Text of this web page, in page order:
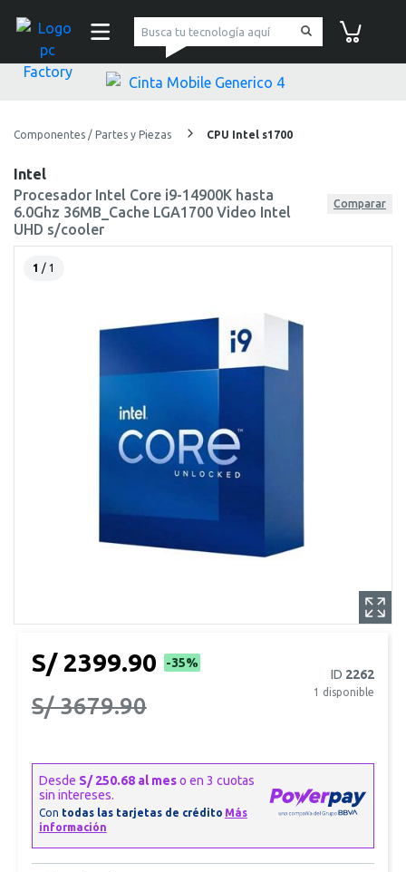
pc Factory
Componentes / Partes y Piezas CPU Intel s1700
Intel
Procesador Intel Core i9-14900K hasta
6.0Ghz 36MB_Cache LGA1700 Video Intel
UHD s/cooler
Comparar
1 / 1
S/ 2399.90 -35%
S/ 3679.90
ID 2262
1 disponible